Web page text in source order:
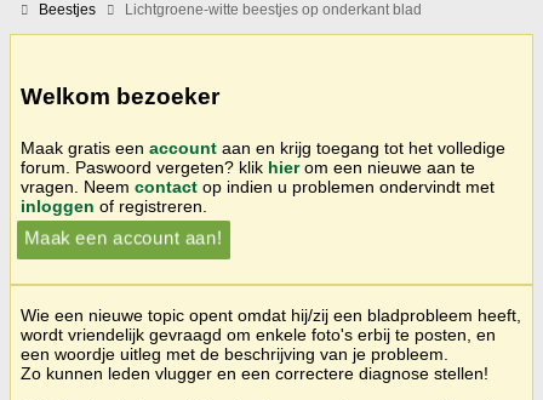
Beestjes
Lichtgroene-witte beestjes op onderkant blad
Welkom bezoeker
Maak gratis een account aan en krijg toegang tot het volledige
forum. Paswoord vergeten? klik hierom een nieuwe aan te
vragen. Neem contact op indien u problemen ondervindt met
inloggen of registreren.
Maak een account aan!
Wie een nieuwe topic opent omdat hij/zij een bladprobleem heeft,
wordt vriendelijk gevraagd om enkele foto's erbij te posten, en
een woordje uitleg met de beschrijving van je probleem.
Zo kunnen leden vlugger en een correctere diagnose stellen!